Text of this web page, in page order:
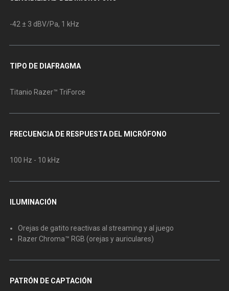
-42 ± 3 dBV/Pa, 1 kHz
TIPO DE DIAFRAGMA
Titanio Razer™ TriForce
FRECUENCIA DE RESPUESTA DEL MICRÓFONO
100 Hz - 10 kHz
ILUMINACIÓN
Orejas de gatito reactivas al streaming y al juego
Razer Chroma™ RGB (orejas y auriculares)
PATRÓN DE CAPTACIÓN